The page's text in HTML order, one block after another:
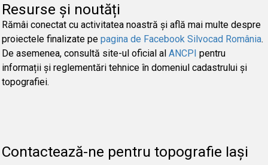
Resurse și noutăți
Rămâi conectat cu activitatea noastră și află mai multe despre
proiectele finalizate pe pagina de Facebook Silvocad România.
De asemenea, consultă site-ul oficial al ANCPI pentru
informații și reglementări tehnice în domeniul cadastrului și
topografiei.
Contactează-ne pentru topografie Iași